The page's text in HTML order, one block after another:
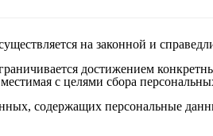
на законной и
достижением
с целями сбора
содержащих персональные